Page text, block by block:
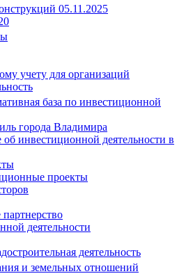
05.11.2025
учету для организаций
база по инвестиционной
города Владимира
инвестиционной деятельности в
проекты
деятельности
деятельность
и земельных отношений